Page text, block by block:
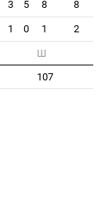
3 5 8 8
1 0 1 2
Ш
107